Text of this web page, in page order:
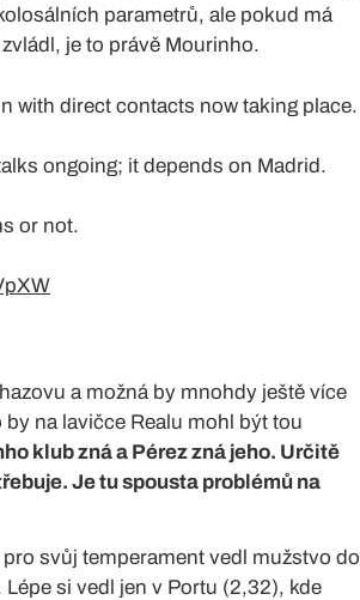
parametrů, ale pokud má
je to právě Mourinho.
with direct contacts now taking place.
ongoing; it depends on Madrid.
or not.
a možná by mnohdy ještě více
na lavičce Realu mohl být tou
klub zná a Pérez zná jeho. Určitě
Je tu spousta problémů na
svůj temperament vedl mužstvo do
si vedl jen v Portu (2,32), kde